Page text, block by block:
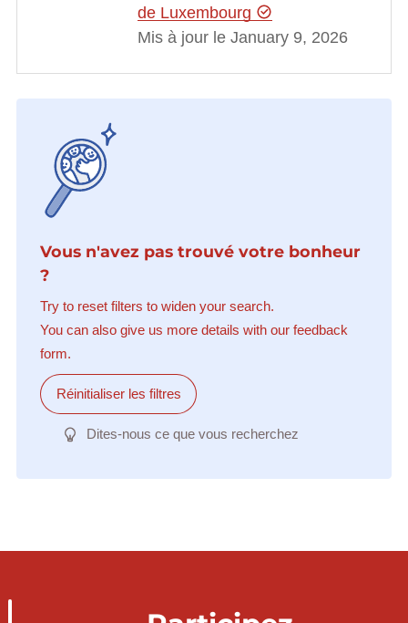
de Luxembourg
Mis à jour le January 9, 2026
Vous n'avez pas trouvé votre bonheur
?
Try to reset filters to widen your search.
You can also give us more details with our feedback
form.
Réinitialiser les filtres
Dites-nous ce que vous recherchez